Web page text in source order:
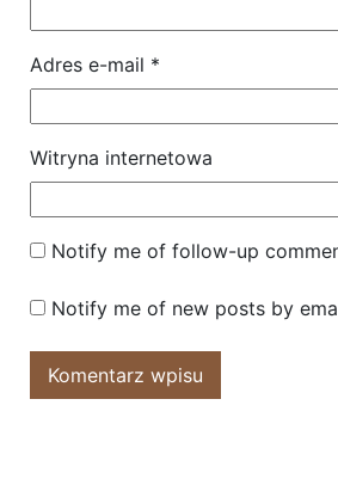
Adres e-mail *
Witryna internetowa
Notify me of follow-up
Notify me of new posts by